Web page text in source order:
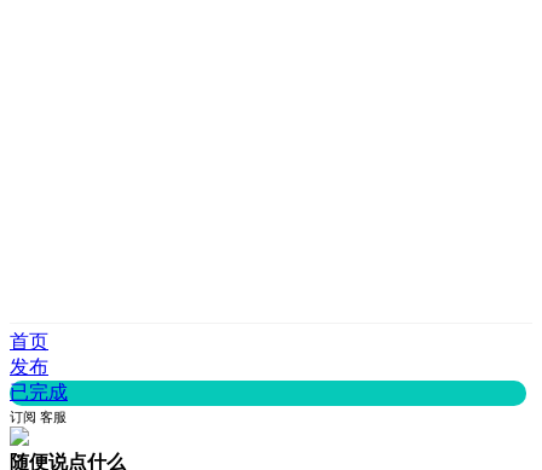
首页
发布
已完成
订阅 客服
随便说点什么